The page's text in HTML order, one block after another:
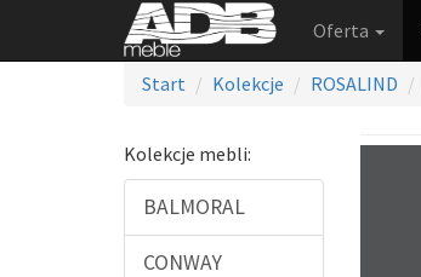
Oferta
Start Kolekcje ROSALIND
Kolekcje mebli:
BALMORAL
CONWAY